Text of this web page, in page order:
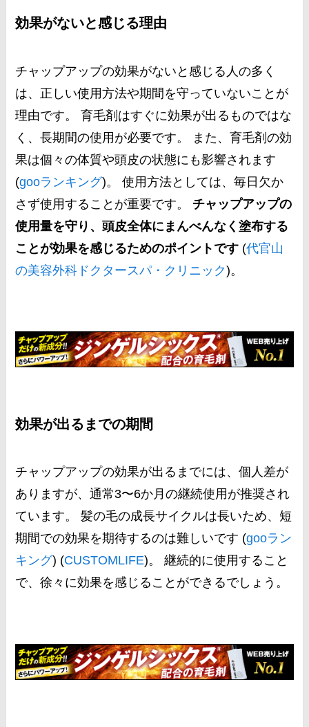
効果がないと感じる理由
チャップアップの効果がないと感じる人の多く
は、正しい使用方法や期間を守っていないことが
理由です。 育毛剤はすぐに効果が出るものではな
く、長期間の使用が必要です。 また、育毛剤の効
果は個々の体質や頭皮の状態にも影響されます​
(gooランキング)​。 使用方法としては、毎日欠か
さず使用することが重要です。 チャップアップの
使用量を守り、頭皮全体にまんべんなく塗布する
ことが効果を感じるためのポイントです ​ (代官山
の美容外科ドクタースパ・クリニック)​。
効果が出るまでの期間
チャップアップの効果が出るまでには、個人差が
ありますが、通常3〜6か月の継続使用が推奨され
ています。 髪の毛の成長サイクルは長いため、短
期間での効果を期待するのは難しいです​ (gooラン
キング)​​ (CUSTOMLIFE)​。 継続的に使用すること
で、徐々に効果を感じることができるでしょう。